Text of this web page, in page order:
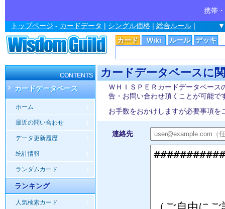
携帯
カード Wiki ルール デッキ
トップページ - カードデータ | シングル価格 | 総合ルール |
CONTENTS
カードデータベース
ホーム
最近の問い合わせ
データ更新履歴
統計情報
ランダムカード
ランキング
人気検索カード
カードデータベースに
ＷＨＩＳＰＥＲカードデータベース
告・お問い合わせ頂くことが可能で
お手数をおかけしますが必要事項
連絡先